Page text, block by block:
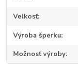
Velkosť
Výroba šperku
Možnosť výroby